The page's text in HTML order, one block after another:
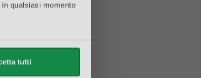
qualsiasi momento
(impronte
tutti